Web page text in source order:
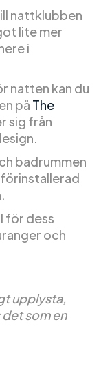
nattklubben
lite mer
i
natten kan du
på The
sig från
badrummen
förinstallerad
för dess
och
upplysta,
som en